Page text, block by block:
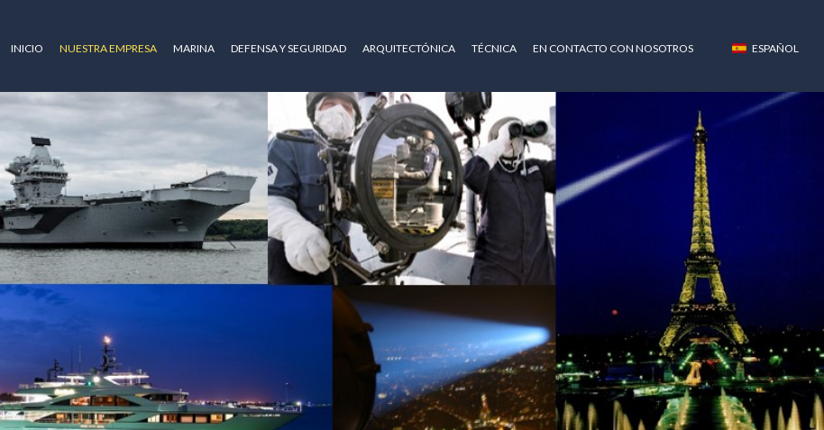
INICIO NUESTRA EMPRESA MARINA DEFENSA Y SEGURIDAD ARQUITECTÓNICA TÉCNICA EN CONTACTO CON NOSOTROS ESPAÑOL